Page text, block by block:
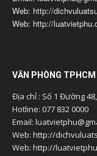
Web: http://
Web: http://
VĂN PHÒNG TPHCM
Địa chỉ : Số 1 Đường 48,
Hotline: 077 832 0000
Email:
Web: http://
Web: http://